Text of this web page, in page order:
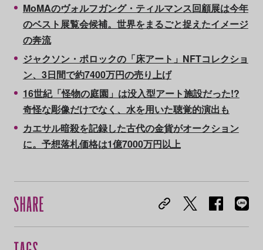
MoMAのヴォルフガング・ティルマンス回顧展は今年
のベスト展覧会候補。世界をまるごと捉えたイメージ
の奔流
ジャクソン・ポロックの「床アート」NFTコレクショ
ン、3日間で約7400万円の売り上げ
16世紀「怪物の庭園」は没入型アート施設だった!?
奇怪な彫像だけでなく、水を用いた聴覚的演出も
カエサル暗殺を記録した古代の金貨がオークション
に。予想落札価格は1億7000万円以上